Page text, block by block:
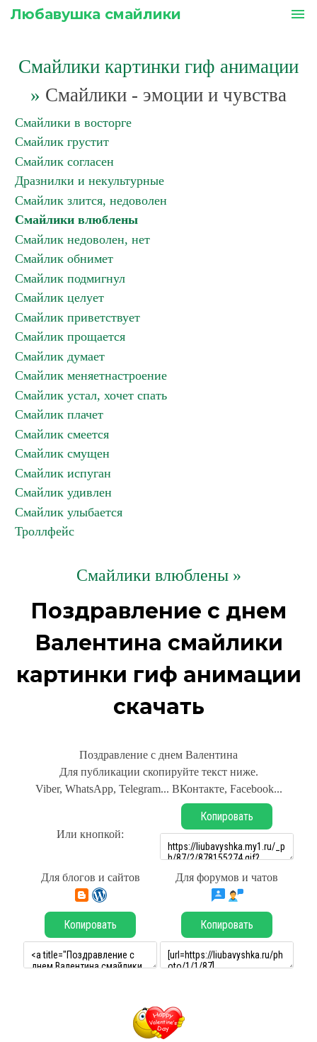
Любавушка смайлики menu
Смайлики картинки гиф анимации
» Смайлики - эмоции и чувства
Смайлики в восторге
Смайлик грустит
Смайлик согласен
Дразнилки и некультурные
Смайлик злится, недоволен
Смайлики влюблены
Смайлик недоволен, нет
Смайлик обнимет
Смайлик подмигнул
Смайлик целует
Смайлик приветствует
Смайлик прощается
Смайлик думает
Смайлик меняетнастроение
Смайлик устал, хочет спать
Смайлик плачет
Смайлик смеется
Смайлик смущен
Смайлик испуган
Смайлик удивлен
Смайлик улыбается
Троллфейс
Смайлики влюблены »
Поздравление с днем
Валентина смайлики
картинки гиф анимации
скачать
Поздравление с днем Валентина
Для публикации скопируйте текст ниже.
Viber, WhatsApp, Telegram... ВКонтакте, Facebook...
Или кнопкой:
Копировать
Для блогов и сайтов Для форумов и чатов
Копировать Копировать